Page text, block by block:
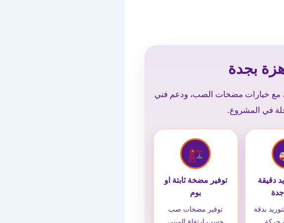
بجدة
مع خيارات مضخات الصب، ودعم فني
في المشروع.
دقيقة
بدقة
حركة
توفير مضخة ثابتة او
بوم
توفير مضخات صب
حسب ارتفاع المبنى